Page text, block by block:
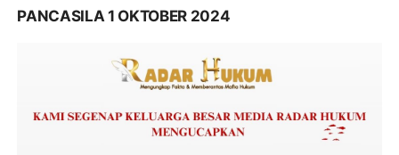
PANCASILA 1 OKTOBER 2024